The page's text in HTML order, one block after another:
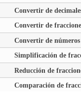
Convertir de
Convertir de
Convertir de
Simplificación de
Reducción de
Comparación de